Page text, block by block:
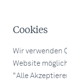
Cookies
Wir verwenden
Website
"Alle